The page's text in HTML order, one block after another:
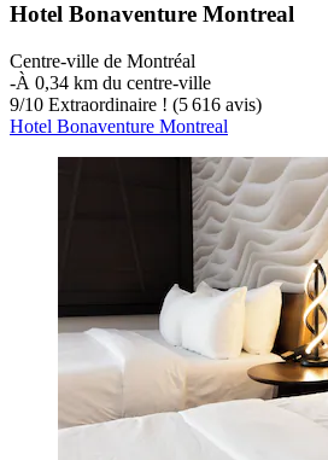
Hotel Bonaventure Montreal
Centre-ville de Montréal
‐À 0,34 km du centre-ville
9/10 Extraordinaire ! (5 616 avis)
Hotel Bonaventure Montreal